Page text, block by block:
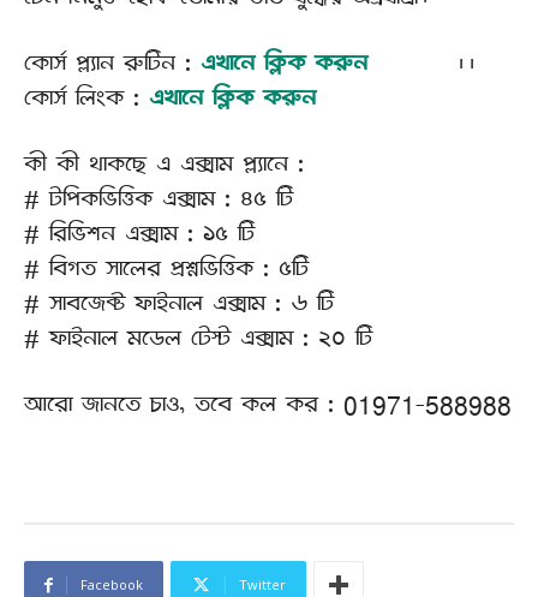
কোর্স প্ল্যান রুটিন : এখানে ক্লিক করুন
।।
কোর্স লিংক : এখানে ক্লিক করুন
কী কী থাকছে এ এক্সাম প্ল্যানে :
# টপিকভিত্তিক এক্সাম : ৪৫ টি
# রিভিশন এক্সাম : ১৫ টি
# বিগত সালের প্রশ্নভিত্তিক : ৫টি
# সাবজেক্ট ফাইনাল এক্সাম : ৬ টি
# ফাইনাল মডেল টেস্ট এক্সাম : ২০ টি
আরো জানতে চাও, তবে কল কর : 01971-588988
Facebook Twitter